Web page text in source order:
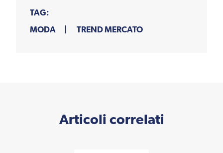
TAG:
MODA
TREND MERCATO
Articoli correlati